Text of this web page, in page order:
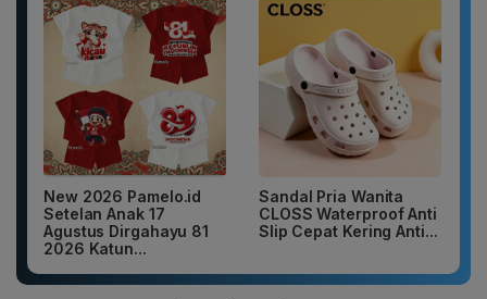
New 2026 Pamelo.id
Setelan Anak 17
Agustus Dirgahayu 81
2026 Katun...
Sandal Pria Wanita
CLOSS Waterproof Anti
Slip Cepat Kering Anti...